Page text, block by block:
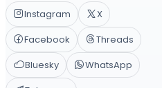
Instagram
X
Facebook
Threads
Bluesky
WhatsApp